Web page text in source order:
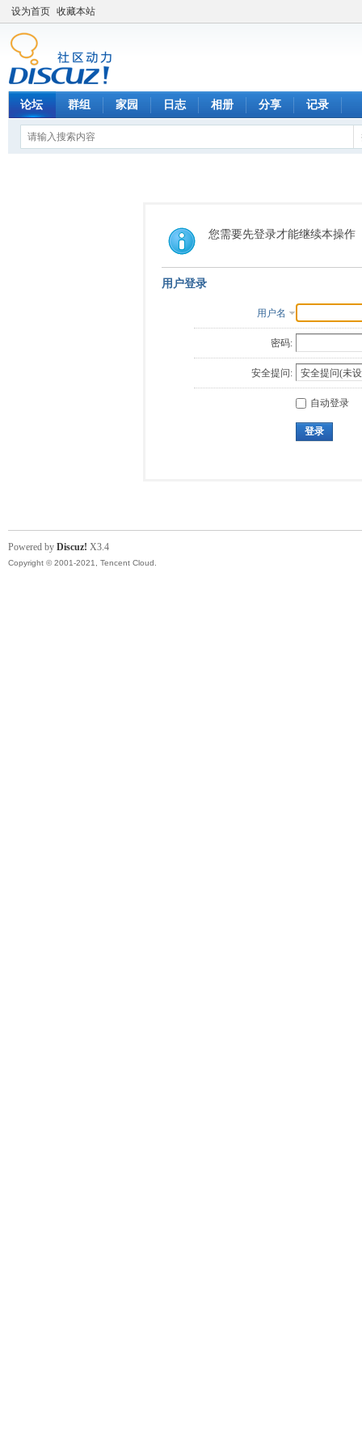
设为首页 收藏本站
论坛 群组 家园 日志 相册 分享 记录
您需要先登录才能继续本操作
用户登录
用户名
密码:
安全提问:
自动登录
登录
Powered by Discuz! X3.4
Copyright © 2001-2021, Tencent Cloud.